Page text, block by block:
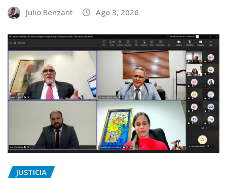
Julio Benzant Ago 3, 2026
JUSTICIA